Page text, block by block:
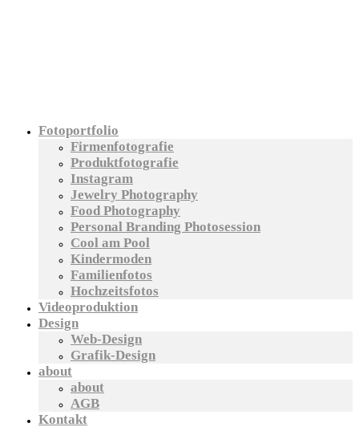
Fotoportfolio
Firmenfotografie
Produktfotografie
Instagram
Jewelry Photography
Food Photography
Personal Branding Photosession
Cool am Pool
Kindermoden
Familienfotos
Hochzeitsfotos
Videoproduktion
Design
Web-Design
Grafik-Design
about
about
AGB
Kontakt